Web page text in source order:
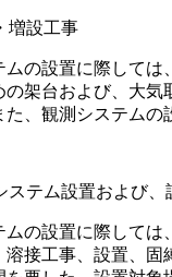
設工事
ムの設置に際しては
の架台および、大気
た、観測システム
テム設置および、
ムの設置に際しては
溶接工事、設置、固